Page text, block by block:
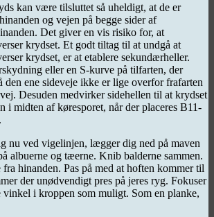
kan være tilsluttet så uheldigt, at de er
og vejen på begge sider af
Det giver en vis risiko for, at
krydset. Et godt tiltag til at undgå at
krydset, er at etablere sekundærheller.
eller en S-kurve på tilfarten, der
den ene sideveje ikke er lige overfor frafarten
Desuden medvirker sidehellen til at krydset
i midten af køresporet, når der placeres B11-
nu ved vigelinjen, lægger dig ned på maven
albuerne og tæerne. Knib balderne sammen.
hinanden. Pas på med at hoften kommer til
der unødvendigt pres på jeres ryg. Fokuser
vinkel i kroppen som muligt. Som en planke,